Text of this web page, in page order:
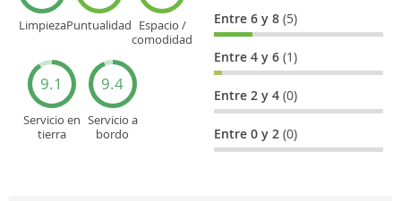
LimpiezaPuntualidad Espacio /
comodidad
9.1
Servicio en
tierra
9.4
Servicio a
bordo
Entre 6 y 8(5)
Entre 4 y 6(1)
Entre 2 y 4(0)
Entre 0 y 2(0)